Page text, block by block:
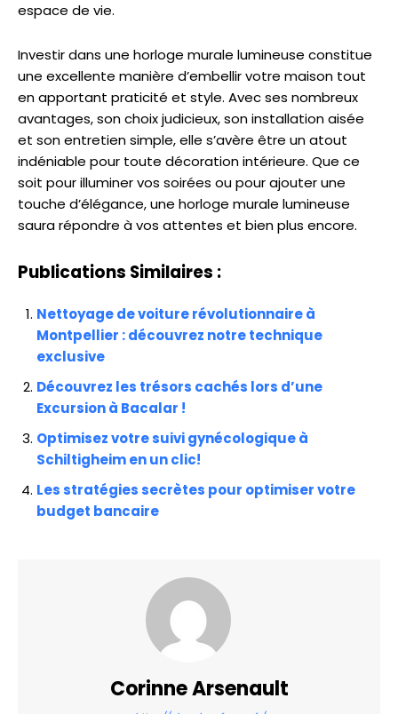
espace de vie.
Investir dans une horloge murale lumineuse constitue
une excellente manière d’embellir votre maison tout
en apportant praticité et style. Avec ses nombreux
avantages, son choix judicieux, son installation aisée
et son entretien simple, elle s’avère être un atout
indéniable pour toute décoration intérieure. Que ce
soit pour illuminer vos soirées ou pour ajouter une
touche d’élégance, une horloge murale lumineuse
saura répondre à vos attentes et bien plus encore.
Publications Similaires :
Nettoyage de voiture révolutionnaire à
Montpellier : découvrez notre technique
exclusive
Découvrez les trésors cachés lors d’une
Excursion à Bacalar !
Optimisez votre suivi gynécologique à
Schiltigheim en un clic!
Les stratégies secrètes pour optimiser votre
budget bancaire
Corinne Arsenault